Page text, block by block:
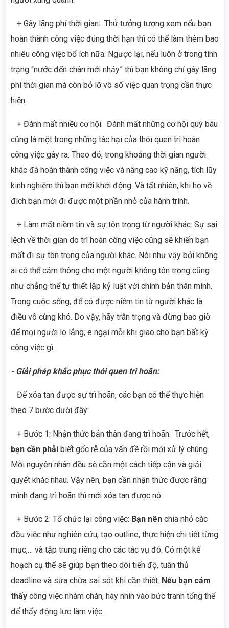
+ Gây lãng phí thời gian: Thử tưởng tượng xem nếu bạn
hoàn thành công việc đúng thời hạn thì có thể làm thêm bao
nhiêu công việc bổ ích nữa. Ngược lại, nếu luôn ở trong tình
trạng “nước đến chân mới nhảy” thì bạn không chỉ gây lãng
phí thời gian mà còn bỏ lỡ vô số việc quan trọng cần thực
hiện.
+ Đánh mất nhiều cơ hội: Đánh mất những cơ hội quý báu
cũng là một trong những tác hại của thói quen trì hoãn
công việc gây ra. Theo đó, trong khoảng thời gian người
khác đã hoàn thành công việc và nâng cao kỹ năng, tích lũy
kinh nghiệm thì bạn mới khởi động. Và tất nhiên, khi họ về
đích bạn mới đi được một phần nhỏ của hành trình.
+ Làm mất niềm tin và sự tôn trọng từ người khác: Sự sai
lệch về thời gian do trì hoãn công việc cũng sẽ khiến bạn
mất đi sự tôn trọng của người khác. Nói như vậy bởi không
ai có thể cảm thông cho một người không tôn trọng cũng
như chẳng thể tự thiết lập kỷ luật với chính bản thân mình.
Trong cuộc sống, để có được niềm tin từ người khác là
điều vô cùng khó. Do vậy, hãy trân trọng và đừng bao giờ
để mọi người lo lắng, e ngại mỗi khi giao cho bạn bất kỳ
công việc gì.
- Giải pháp khắc phục thói quen trì hoãn:
Để xóa tan được sự trì hoãn, các bạn có thể thực hiện
theo 7 bước dưới đây:
+ Bước 1: Nhận thức bản thân đang trì hoãn. Trước hết,
bạn cần phải biết gốc rễ của vấn đề rồi mới xử lý chúng.
Mỗi nguyên nhân đều sẽ cần một cách tiếp cận và giải
quyết khác nhau. Vậy nên, bạn cần nhận thức được rằng
mình đang trì hoãn thì mới xóa tan được nó.
+ Bước 2: Tổ chức lại công việc: Bạn nên chia nhỏ các
đầu việc như nghiên cứu, tạo outline, thực hiện chi tiết từng
mục,… và tập trung riêng cho các tác vụ đó. Có một kế
hoạch cụ thể sẽ giúp bạn theo dõi tiến độ, tuân thủ
deadline và sửa chữa sai sót khi cần thiết. Nếu bạn cảm
thấy công việc nhàm chán, hãy nhìn vào bức tranh tổng thể
để thấy động lực làm việc.